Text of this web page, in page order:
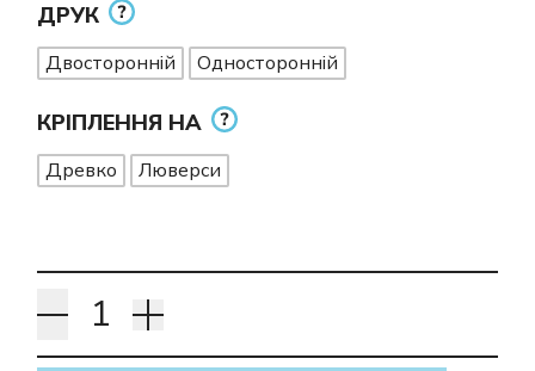
ДРУК
Двосторонній Односторонній
КРІПЛЕННЯ НА
Древко Люверси